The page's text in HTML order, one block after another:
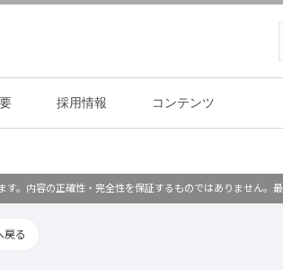
採用情報 コンテンツ
。内容の正確性・完全性を保証するものではありません。
戻る